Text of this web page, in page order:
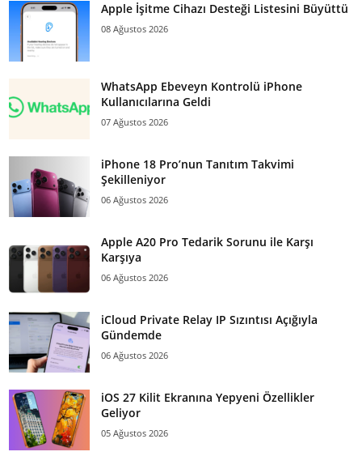
Apple İşitme Cihazı Desteği Listesini Büyüttü
08 Ağustos 2026
WhatsApp Ebeveyn Kontrolü iPhone
Kullanıcılarına Geldi
07 Ağustos 2026
iPhone 18 Pro’nun Tanıtım Takvimi
Şekilleniyor
06 Ağustos 2026
Apple A20 Pro Tedarik Sorunu ile Karşı
Karşıya
06 Ağustos 2026
iCloud Private Relay IP Sızıntısı Açığıyla
Gündemde
06 Ağustos 2026
iOS 27 Kilit Ekranına Yepyeni Özellikler
Geliyor
05 Ağustos 2026